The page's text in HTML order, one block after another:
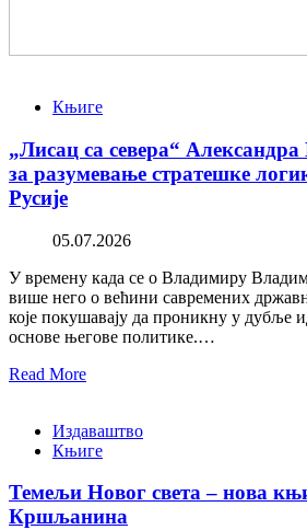
Књиге
„Лисац са севера“
за разумевање стратешке
Русије
05.07.2026
У времену када се о Владимиру
више него о већини савремених
које покушавају да проникну у дубље
основе његове политике.…
Read More
Издаваштво
Књиге
Темељи Новог света – нова
Кршљанина